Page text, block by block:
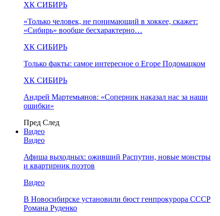
ХК СИБИРЬ
«Только человек, не понимающий в хоккее, скажет:
«Сибирь» вообще бесхарактерно…
ХК СИБИРЬ
Только факты: самое интересное о Егоре Подомацком
ХК СИБИРЬ
Андрей Мартемьянов: «Соперник наказал нас за наши
ошибки»
Пред След
Видео
Видео
Афиша выходных: оживший Распутин, новые монстры
и квартирник поэтов
Видео
В Новосибирске установили бюст генпрокурора СССР
Романа Руденко